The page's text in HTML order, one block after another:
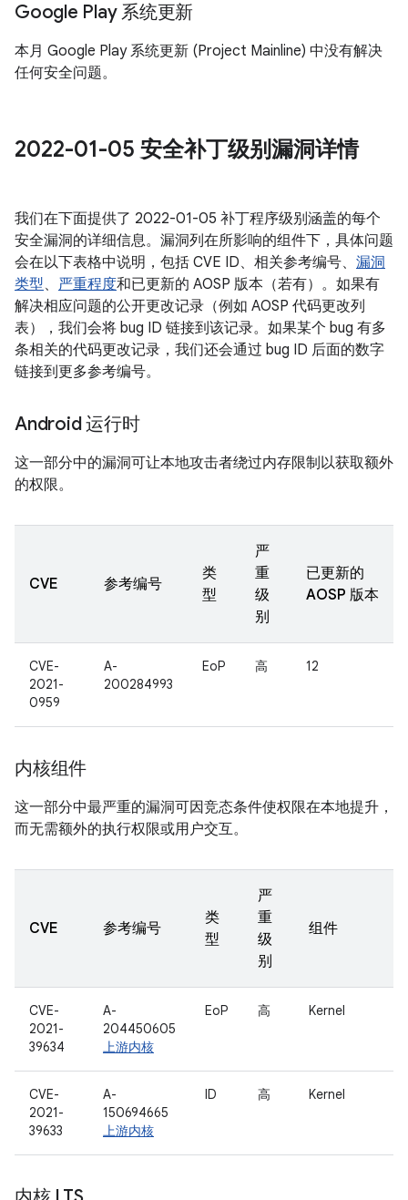
Google Play 系统更新
本月 Google Play 系统更新 (Project Mainline) 中没有解决
任何安全问题。
2022-01-05 安全补丁级别漏洞详情
我们在下面提供了 2022-01-05 补丁程序级别涵盖的每个
安全漏洞的详细信息。漏洞列在所影响的组件下，具体问题
会在以下表格中说明，包括 CVE ID、相关参考编号、 漏洞
类型、 严重程度和已更新的 AOSP 版本（若有）。如果有
解决相应问题的公开更改记录（例如 AOSP 代码更改列
表），我们会将 bug ID 链接到该记录。如果某个 bug 有多
条相关的代码更改记录，我们还会通过 bug ID 后面的数字
链接到更多参考编号。
Android 运行时
这一部分中的漏洞可让本地攻击者绕过内存限制以获取额外
的权限。
CVE 参考编号
类
型
严
重
级
别
已更新的
AOSP 版本
CVE-
2021-
0959
A-
200284993
EoP 高 12
内核组件
这一部分中最严重的漏洞可因竞态条件使权限在本地提升，
而无需额外的执行权限或用户交互。
CVE 参考编号
类
型
严
重
级
别
组件
CVE-
2021-
39634
A-
204450605
上游内核
EoP 高 Kernel
CVE-
2021-
39633
A-
150694665
上游内核
ID 高 Kernel